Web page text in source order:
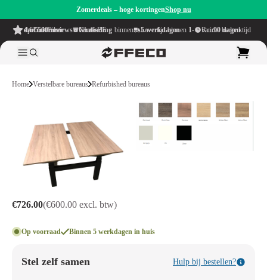
Zomerdeals – hoge kortingenShop nu
4.6/5
uit meer dan 500 reviews
op TrustPilot Gratis verzending
binnen NL & BE Levertijd binnen
1-5 werkdagen Ruime bedenktijd van90 dagen
Home Verstelbare bureaus Refurbished bureaus
€726.00(€600.00 excl. btw)
Op voorraad Binnen 5 werkdagen in huis
Stel zelf samen Hulp bij bestellen?